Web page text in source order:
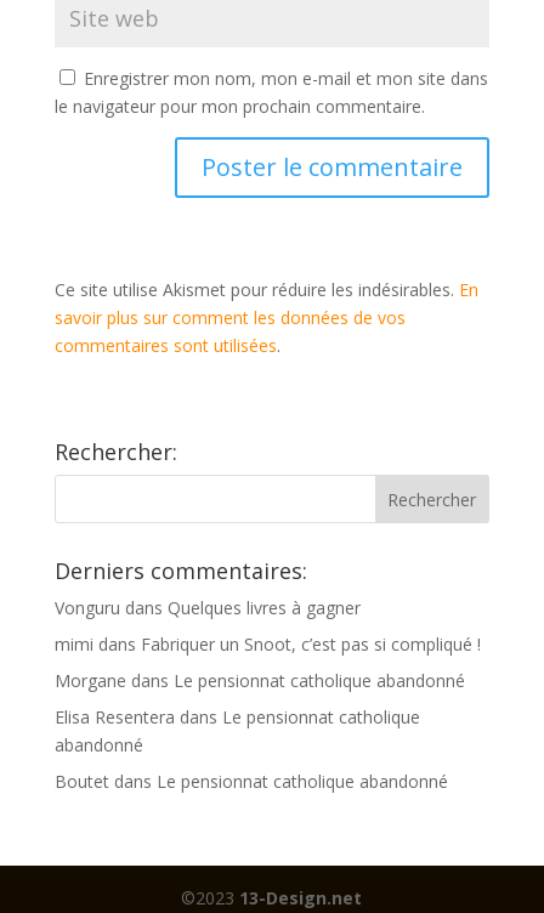
Enregistrer mon nom, mon e-mail et mon site dans
le navigateur pour mon prochain commentaire.
Ce site utilise Akismet pour réduire les indésirables. En
savoir plus sur comment les données de vos
commentaires sont utilisées.
Rechercher:
Derniers commentaires:
Vonguru dans Quelques livres à gagner
mimi dans Fabriquer un Snoot, c’est pas si compliqué !
Morgane dans Le pensionnat catholique abandonné
Elisa Resentera dans Le pensionnat catholique
abandonné
Boutetdans Le pensionnat catholique abandonné
©2023 13-Design.net